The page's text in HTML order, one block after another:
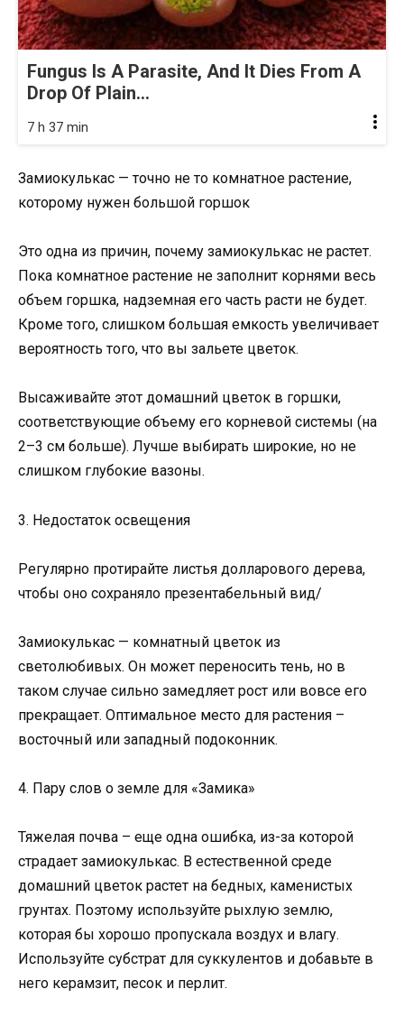
Fungus Is A Parasite, And It Dies From A
Drop Of Plain...
7 h 37 min
Замиокулькас — точно не то комнатное растение,
которому нужен большой горшок
Это одна из причин, почему замиокулькас не растет.
Пока комнатное растение не заполнит корнями весь
объем горшка, надземная его часть расти не будет.
Кроме того, слишком большая емкость увеличивает
вероятность того, что вы зальете цветок.
Высаживайте этот домашний цветок в горшки,
соответствующие объему его корневой системы (на
2–3 см больше). Лучше выбирать широкие, но не
слишком глубокие вазоны.
3. Недостаток освещения
Регулярно протирайте листья долларового дерева,
чтобы оно сохраняло презентабельный вид/
Замиокулькас — комнатный цветок из
светолюбивых. Он может переносить тень, но в
таком случае сильно замедляет рост или вовсе его
прекращает. Оптимальное место для растения –
восточный или западный подоконник.
4. Пару слов о земле для «Замика»
Тяжелая почва – еще одна ошибка, из-за которой
страдает замиокулькас. В естественной среде
домашний цветок растет на бедных, каменистых
грунтах. Поэтому используйте рыхлую землю,
которая бы хорошо пропускала воздух и влагу.
Используйте субстрат для суккулентов и добавьте в
него керамзит, песок и перлит.